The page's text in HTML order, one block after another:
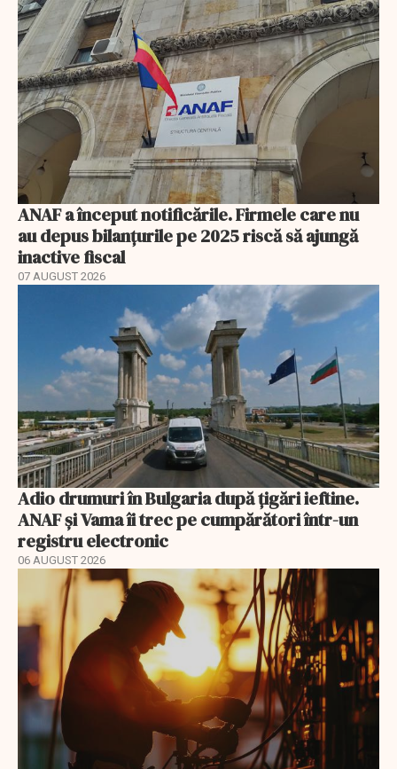
ANAF a început notificările. Firmele care nu
au depus bilanțurile pe 2025 riscă să ajungă
inactive fiscal
07 AUGUST 2026
Adio drumuri în Bulgaria după țigări ieftine.
ANAF și Vama îi trec pe cumpărători într-un
registru electronic
06 AUGUST 2026